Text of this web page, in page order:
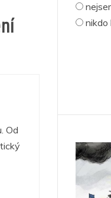
Od
nikdo